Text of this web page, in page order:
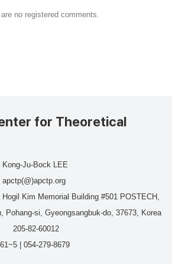
no registered comments.
for Theoretical
Kong-Ju-Bock LEE
apctp(@)apctp.org
Hogil Kim Memorial Building #501 POSTECH,
Pohang-si, Gyeongsangbuk-do, 37673, Korea
205-82-60012
| 054-279-8679